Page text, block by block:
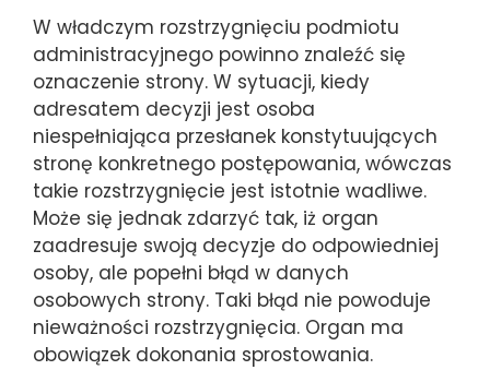
W władczym rozstrzygnięciu podmiotu
administracyjnego powinno znaleźć się
oznaczenie strony. W sytuacji, kiedy
adresatem decyzji jest osoba
niespełniająca przesłanek konstytuujących
stronę konkretnego postępowania, wówczas
takie rozstrzygnięcie jest istotnie wadliwe.
Może się jednak zdarzyć tak, iż organ
zaadresuje swoją decyzje do odpowiedniej
osoby, ale popełni błąd w danych
osobowych strony. Taki błąd nie powoduje
nieważności rozstrzygnięcia. Organ ma
obowiązek dokonania sprostowania.